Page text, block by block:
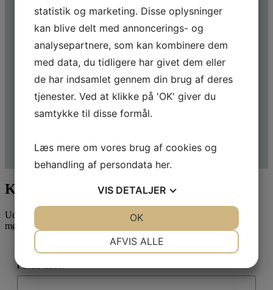
Send
Kontakt Attent
Udfyld formularen for at blive kontaktet vedr. et uforpligtende
møde.
Fulde navn
statistik og marketing. Disse oplysninger
kan blive delt med annoncerings- og
analysepartnere, som kan kombinere dem
med data, du tidligere har givet dem eller
de har indsamlet gennem din brug af deres
tjenester. Ved at klikke på 'OK' giver du
samtykke til disse formål.
Læs mere om vores brug af cookies og
behandling af persondata her.
VIS DETALJER
MARKETING STATISTIK
AFVIS ALLE
OK